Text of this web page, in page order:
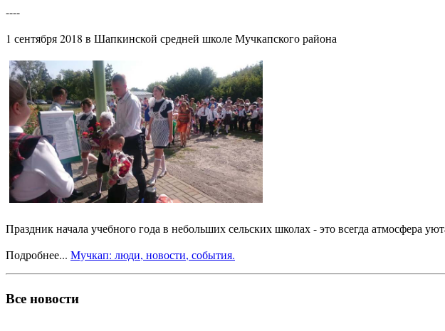
----
1 сентября 2018 в Шапкинской средней школе Мучкапского района
Праздник начала учебного года в небольших сельских школах - это всегда атмосфера
Подробнее... Мучкап: люди, новости, события.
Все новости